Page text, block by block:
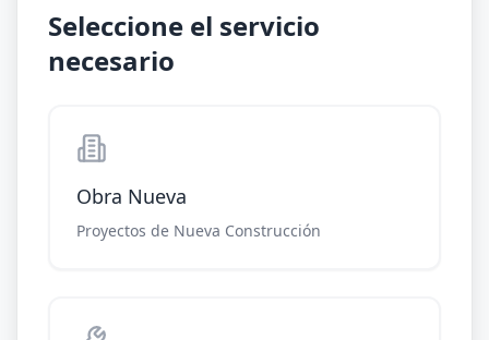
Seleccione el servicio
necesario
Obra Nueva
Proyectos de Nueva Construcción